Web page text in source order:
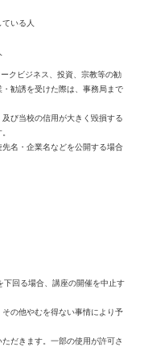
いる人
クビジネス、投資、宗教等の勧
勧誘を受けた際は、事務局まで
び当校の信用が大きく毀損する
名・企業名などを公開する場合
下回る場合、講座の開催を中止す
の他やむを得ない事情により予
だきます。一部の使用が許可さ